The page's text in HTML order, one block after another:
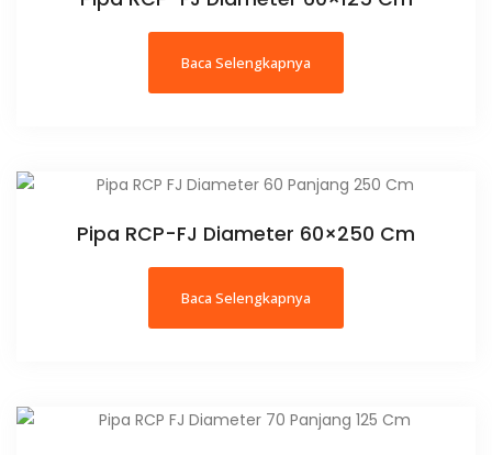
Baca Selengkapnya
Pipa RCP-FJ Diameter 60×250 Cm
Baca Selengkapnya